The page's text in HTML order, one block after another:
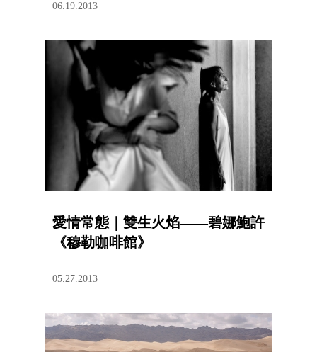
06.19.2013
愛情常態｜雙生火焰——碧娜鮑許
《穆勒咖啡館》
05.27.2013